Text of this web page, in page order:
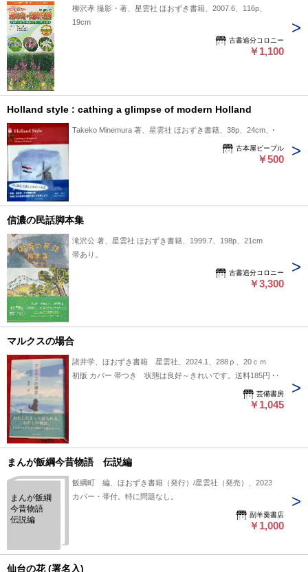
柳沢孝 撮影・著、星雲社 ほおずき書籍、2007.6、116p、
19cm
古書追分コロニー
￥1,100
Holland style : cathing a glimpse of modern Holland
Takeko Minemura 著、星雲社 ほおずき書籍、38p、24cm、1
古本屋ピープル
￥500
信濃の民話脚本集
滝沢公 著、星雲社 ほおずき書籍、1999.7、198p、21cm
帯あり。
古書追分コロニー
￥3,300
マルクスの場合
諸井学、ほおずき書籍 星雲社、2024.1、288ｐ、20ｃｍ
初版 カバー 帯つき 状態は良好～きれいです。送料185円～
芸備書房
￥1,045
まんが飯綱今昔物語 伝説編
まんが飯綱
今昔物語
伝説編
飯綱町 編、ほおずき書籍（発行）/星雲社（発売）、2023
カバー・帯付。特に問題なし。
副羊羹書店
￥1,000
仙台の花 (署名入)